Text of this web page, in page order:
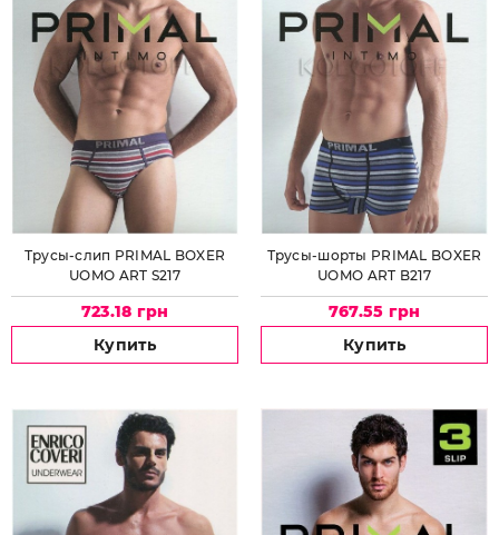
Трусы-слип PRIMAL BOXER
UOMO ART S217
723.18 грн
Купить
Трусы-шорты PRIMAL BOXER
UOMO ART B217
767.55 грн
Купить